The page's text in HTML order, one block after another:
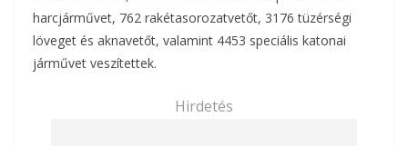
harcjárművet, 762 rakétasorozatvetőt, 3176 tüzérségi
löveget és aknavetőt, valamint 4453 speciális katonai
járművet veszítettek.
Hirdetés